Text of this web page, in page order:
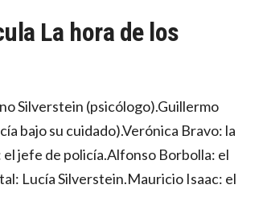
La hora de los
Silverstein (psicólogo).Guillermo
bajo su cuidado).Verónica Bravo: la
jefe de policía.Alfonso Borbolla: el
Lucía Silverstein.Mauricio Isaac: el